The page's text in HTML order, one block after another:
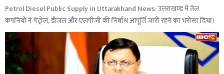
Petrol Diesel Public Supply in Uttarakhand News: उत्तराखण्ड में तेल
कंपनियों ने पेट्रोल, डीजल और एलपीजी की निर्बाध आपूर्ति जारी रहने का भरोसा दिया।